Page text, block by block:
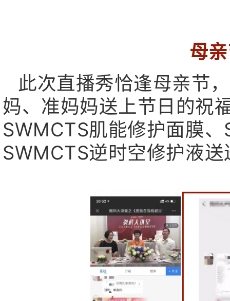
母
此次直播秀恰逢母亲节
妈、准妈妈送上节日的祝
SWMCTS肌能修护面膜
SWMCTS逆时空修护液送